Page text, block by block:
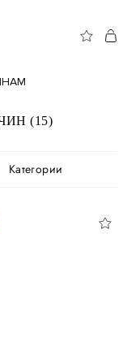
(15)
Категории